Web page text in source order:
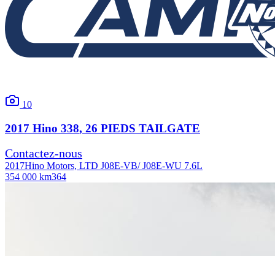
10
2017 Hino 338, 26 PIEDS TAILGATE
Contactez-nous
2017Hino Motors, LTD J08E-VB/ J08E-WU 7.6L
354 000 km364